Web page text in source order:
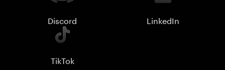
Discord LinkedIn
TikTok